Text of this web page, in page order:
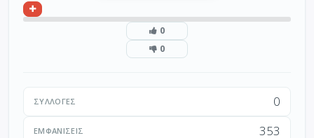
0
0
ΣΥΛΛΟΓΈΣ 0
ΕΜΦΑΝΊΣΕΙΣ 353